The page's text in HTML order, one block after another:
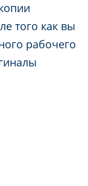
того как вы
рабочего